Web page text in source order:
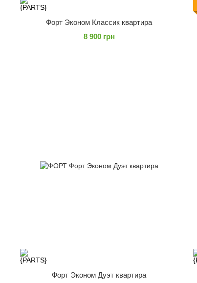
Форт Эконом Классик квартира
8 900 грн
Форт Эконом Дуэт квартира